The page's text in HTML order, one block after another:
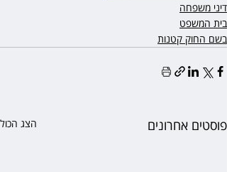
דיני משפחה
בית המשפט
בשם החוק קטנות
פוסטים אחרונים הצג הכול